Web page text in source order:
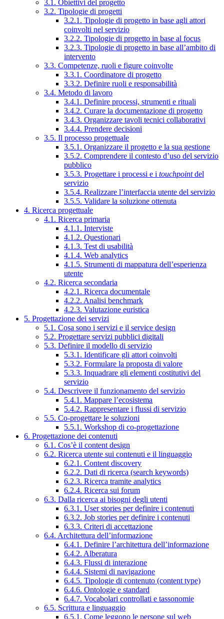
3.1. Obiettivi del progetto
3.2. Tipologie di progetti
3.2.1. Tipologie di progetto in base agli attori
coinvolti nel servizio
3.2.2. Tipologie di progetto in base al focus
3.2.3. Tipologie di progetto in base all’ambito di
intervento
3.3. Competenze, ruoli e figure coinvolte
3.3.1. Coordinatore di progetto
3.3.2. Definire ruoli e responsabilità
3.4. Metodo di lavoro
3.4.1. Definire processi, strumenti e rituali
3.4.2. Curare la documentazione di progetto
3.4.3. Organizzare tavoli tecnici collaborativi
3.4.4. Prendere decisioni
3.5. Il processo progettuale
3.5.1. Organizzare il progetto e la sua gestione
3.5.2. Comprendere il contesto d’uso del servizio
pubblico
3.5.3. Progettare i processi e i touchpointdel
servizio
3.5.4. Realizzare l’interfaccia utente del servizio
3.5.5. Validare la soluzione ottenuta
4. Ricerca progettuale
4.1. Ricerca primaria
4.1.1. Interviste
4.1.2. Questionari
4.1.3. Test di usabilità
4.1.4. Web analytics
4.1.5. Strumenti di mappatura dell’esperienza
utente
4.2. Ricerca secondaria
4.2.1. Ricerca documentale
4.2.2. Analisi benchmark
4.2.3. Valutazione euristica
5. Progettazione dei servizi
5.1. Cosa sono i servizi e il service design
5.2. Progettare servizi pubblici digitali
5.3. Definire il modello di servizio
5.3.1. Identificare gli attori coinvolti
5.3.2. Formulare la proposta di valore
5.3.3. Inquadrare gli elementi costitutivi del
servizio
5.4. Descrivere il funzionamento del servizio
5.4.1. Mappare l’ecosistema
5.4.2. Rappresentare i flussi di servizio
5.5. Co-progettare le soluzioni
5.5.1. Workshop di co-progettazione
6. Progettazione dei contenuti
6.1. Cos’è il content design
6.2. Ricerca utente sui contenuti e il linguaggio
6.2.1. Content discovery
6.2.2. Dati di ricerca (search keywords)
6.2.3. Ricerca tramite analytics
6.2.4. Ricerca sui forum
6.3. Dalla ricerca ai bisogni degli utenti
6.3.1. User stories per definire i contenuti
6.3.2. Job stories per definire i contenuti
6.3.3. Criteri di accettazione
6.4. Architettura dell’informazione
6.4.1. Definire l’architettura dell’informazione
6.4.2. Alberatura
6.4.3. Flussi di interazione
6.4.4. Sistemi di navigazione
6.4.5. Tipologie di contenuto (content type)
6.4.6. Ontologie e standard
6.4.7. Vocabolari controllati e tassonomie
6.5. Scrittura e linguaggio
6.5.1. Come leggono le persone sul web